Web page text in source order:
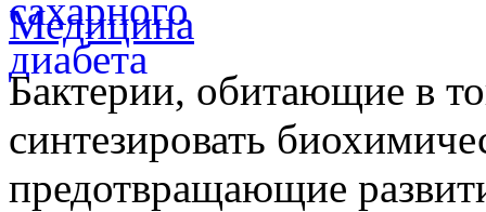
Медицина
Бактерии, обитающие в
синтезировать
предотвращающие